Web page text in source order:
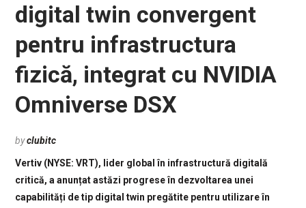
digital twin convergent
pentru infrastructura
fizică, integrat cu NVIDIA
Omniverse DSX
byclubitc
Vertiv (NYSE: VRT), lider global în infrastructură digitală
critică, a anunțat astăzi progrese în dezvoltarea unei
capabilități de tip digital twin pregătite pentru utilizare în